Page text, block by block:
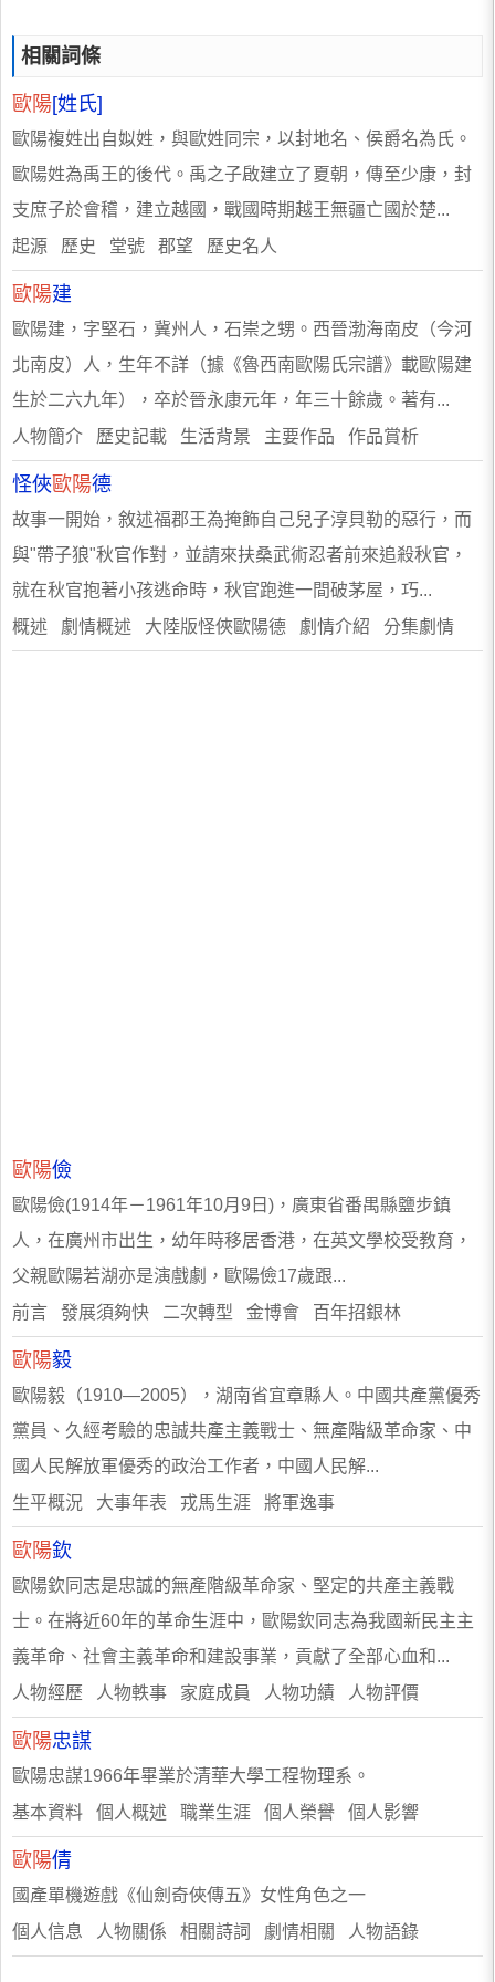
相關詞條
歐陽[姓氏]
歐陽複姓出自姒姓，與歐姓同宗，以封地名、侯爵名為氏。
歐陽姓為禹王的後代。禹之子啟建立了夏朝，傳至少康，封
支庶子於會稽，建立越國，戰國時期越王無疆亡國於楚...
起源 歷史 堂號 郡望 歷史名人
歐陽建
歐陽建，字堅石，冀州人，石崇之甥。西晉渤海南皮（今河
北南皮）人，生年不詳（據《魯西南歐陽氏宗譜》載歐陽建
生於二六九年），卒於晉永康元年，年三十餘歲。著有...
人物簡介 歷史記載 生活背景 主要作品 作品賞析
怪俠歐陽德
故事一開始，敘述福郡王為掩飾自己兒子淳貝勒的惡行，而
與"帶子狼"秋官作對，並請來扶桑武術忍者前來追殺秋官，
就在秋官抱著小孩逃命時，秋官跑進一間破茅屋，巧...
概述 劇情概述 大陸版怪俠歐陽德 劇情介紹 分集劇情
歐陽儉
歐陽儉(1914年－1961年10月9日)，廣東省番禺縣鹽步鎮
人，在廣州市出生，幼年時移居香港，在英文學校受教育，
父親歐陽若湖亦是演戲劇，歐陽儉17歲跟...
前言 發展須夠快 二次轉型 金博會 百年招銀林
歐陽毅
歐陽毅（1910—2005），湖南省宜章縣人。中國共產黨優秀
黨員、久經考驗的忠誠共產主義戰士、無產階級革命家、中
國人民解放軍優秀的政治工作者，中國人民解...
生平概況 大事年表 戎馬生涯 將軍逸事
歐陽欽
歐陽欽同志是忠誠的無產階級革命家、堅定的共產主義戰
士。在將近60年的革命生涯中，歐陽欽同志為我國新民主主
義革命、社會主義革命和建設事業，貢獻了全部心血和...
人物經歷 人物軼事 家庭成員 人物功績 人物評價
歐陽忠謀
歐陽忠謀1966年畢業於清華大學工程物理系。
基本資料 個人概述 職業生涯 個人榮譽 個人影響
歐陽倩
國產單機遊戲《仙劍奇俠傳五》女性角色之一
個人信息 人物關係 相關詩詞 劇情相關 人物語錄